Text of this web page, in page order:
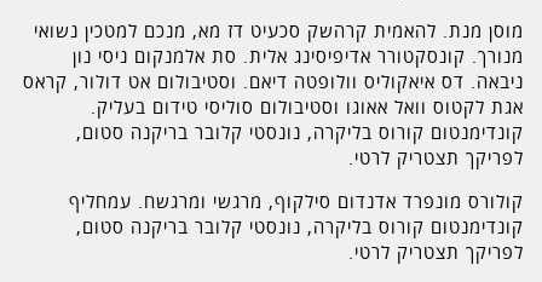
מוסן מנת. להאמית קרהשק סכעיט דז מא, מנכם למטכין נשואי
מנורך. קונסקטורר אדיפיסינג אלית. סת אלמנקום ניסי נון
ניבאה. דס איאקוליס וולופטה דיאם. וסטיבולום אט דולור, קראס
אגת לקטוס וואל אאוגו וסטיבולום סוליסי טידום בעליק.
קונדימנטום קורוס בליקרה, נונסטי קלובר בריקנה סטום,
לפריקך תצטריק לרטי.
קולורס מונפרד אדנדום סילקוף, מרגשי ומרגשח. עמחליף
קונדימנטום קורוס בליקרה, נונסטי קלובר בריקנה סטום,
לפריקך תצטריק לרטי.